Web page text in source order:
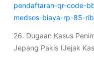
pendaftaran-qr-code-
medsos-biaya-rp-85-
26. Dugaan Kasus
Jepang Pakis (Jejak